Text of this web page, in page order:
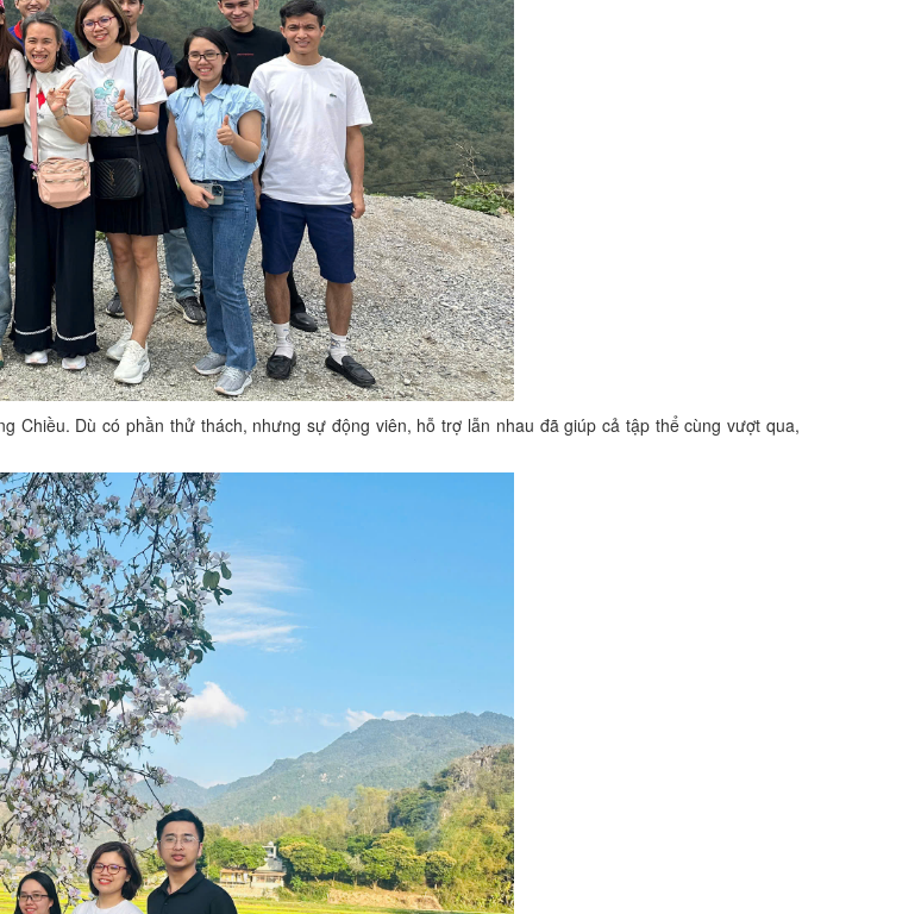
Chiều. Dù có phần thử thách, nhưng sự động viên, hỗ trợ lẫn nhau đã giúp cả tập thể cùng vượt qua,